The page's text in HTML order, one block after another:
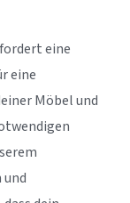
eine
eine
Möbel und